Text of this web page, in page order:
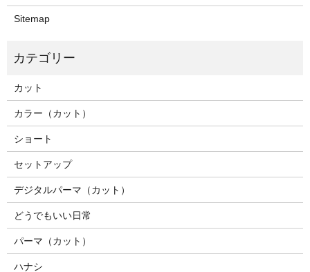
Sitemap
カット
カラー（カット）
ショート
セットアップ
デジタルパーマ（カット）
どうでもいい日常
パーマ（カット）
ハナシ